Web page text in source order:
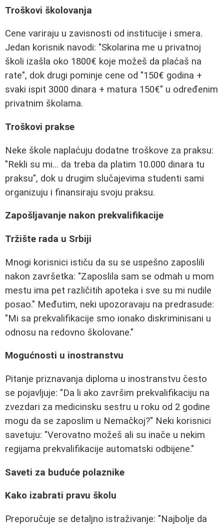
Troškovi školovanja
Cene variraju u zavisnosti od institucije i smera.
Jedan korisnik navodi: "Skolarina me u privatnoj
školi izašla oko 1800€ koje možeš da plaćaš na
rate", dok drugi pominje cene od "150€ godina +
svaki ispit 3000 dinara + matura 150€" u određenim
privatnim školama.
Troškovi prakse
Neke škole naplaćuju dodatne troškove za praksu:
"Rekli su mi... da treba da platim 10.000 dinara tu
praksu", dok u drugim slučajevima studenti sami
organizuju i finansiraju svoju praksu.
Zapošljavanje nakon prekvalifikacije
Tržište rada u Srbiji
Mnogi korisnici ističu da su se uspešno zaposlili
nakon završetka: "Zaposlila sam se odmah u mom
mestu ima pet različitih apoteka i sve su mi nudile
posao." Međutim, neki upozoravaju na predrasude:
"Mi sa prekvalifikacije smo ionako diskriminisani u
odnosu na redovno školovane."
Mogućnosti u inostranstvu
Pitanje priznavanja diploma u inostranstvu često
se pojavljuje: "Da li ako završim prekvalifikaciju na
zvezdari za medicinsku sestru u roku od 2 godine
mogu da se zaposlim u Nemačkoj?" Neki korisnici
savetuju: "Verovatno možeš ali su inače u nekim
regijama prekvalifikacije automatski odbijene."
Saveti za buduće polaznike
Kako izabrati pravu školu
Preporučuje se detaljno istraživanje: "Najbolje da